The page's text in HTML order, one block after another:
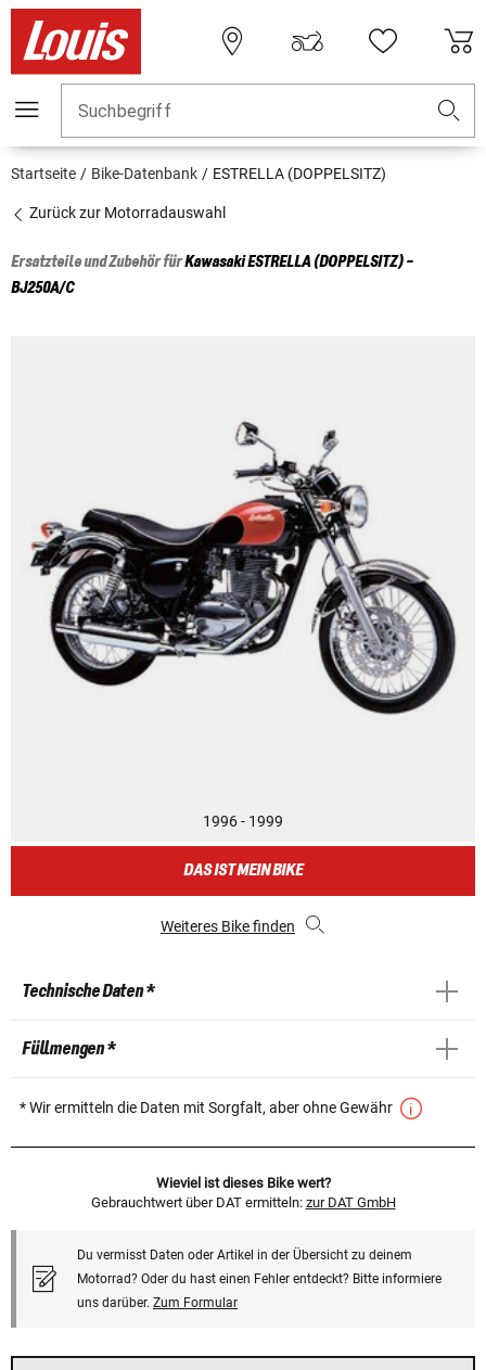
Suchbegriff
Startseite Bike-Datenbank ESTRELLA (DOPPELSITZ)
Zurück zur Motorradauswahl
Ersatzteile und Zubehör fürKawasakiESTRELLA (DOPPELSITZ) -
BJ250A/C
1996 - 1999
DAS IST MEIN BIKE
Weiteres Bike finden
Technische Daten *
Füllmengen *
* Wir ermitteln die Daten mit Sorgfalt, aber ohne Gewähr
Wieviel ist dieses Bike wert?
Gebrauchtwert über DAT ermitteln: zur DAT GmbH
Du vermisst Daten oder Artikel in der Übersicht zu deinem
Motorrad? Oder du hast einen Fehler entdeckt? Bitte informiere
uns darüber. Zum Formular